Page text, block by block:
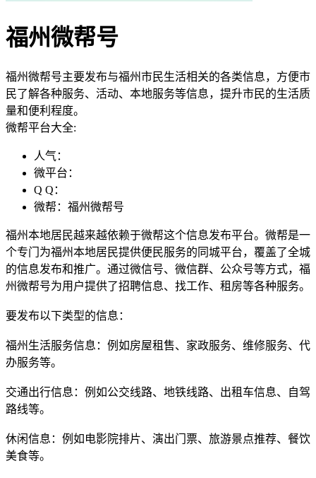
福州微帮号
福州微帮号主要发布与福州市民生活相关的各类信息，方便市
民了解各种服务、活动、本地服务等信息，提升市民的生活质
量和便利程度。
微帮平台大全:
人气：
微平台：
Q Q：
微帮：福州微帮号
福州本地居民越来越依赖于微帮这个信息发布平台。微帮是一
个专门为福州本地居民提供便民服务的同城平台，覆盖了全城
的信息发布和推广。通过微信号、微信群、公众号等方式，福
州微帮号为用户提供了招聘信息、找工作、租房等各种服务。
要发布以下类型的信息：
福州生活服务信息：例如房屋租售、家政服务、维修服务、代
办服务等。
交通出行信息：例如公交线路、地铁线路、出租车信息、自驾
路线等。
休闲信息：例如电影院排片、演出门票、旅游景点推荐、餐饮
美食等。